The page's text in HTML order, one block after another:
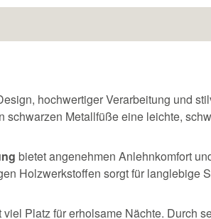
hochwertiger Verarbeitung und
Metallfüße eine leichte,
bietet angenehmen Anlehnkomfort
Holzwerkstoffen sorgt für langlebige
Platz für erholsame Nächte. Durch